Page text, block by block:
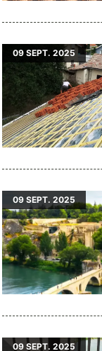
09 SEPT. 2025
09 SEPT. 2025
09 SEPT. 2025